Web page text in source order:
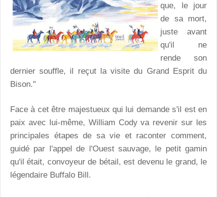
que, le jour
de sa mort,
juste avant
qu'il ne
rende son
dernier souffle, il reçut la visite du Grand Esprit du
Bison."
Face à cet être majestueux qui lui demande s'il est en
paix avec lui-même, William Cody va revenir sur les
principales étapes de sa vie et raconter comment,
guidé par l'appel de l'Ouest sauvage, le petit gamin
qu'il était, convoyeur de bétail, est devenu le grand, le
légendaire Buffalo Bill.